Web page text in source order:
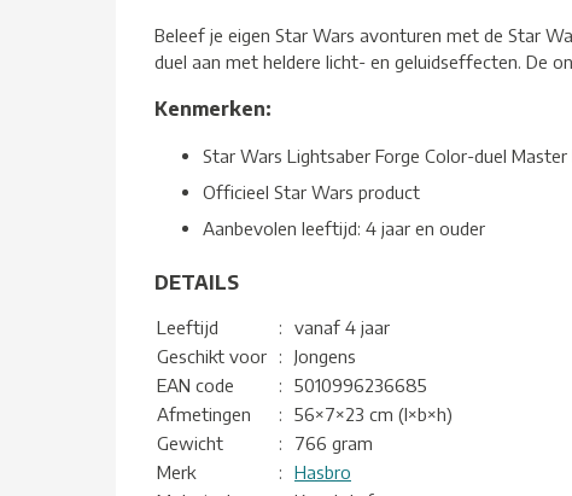
Beleef je eigen Star Wars avonturen met de Star
duel aan met heldere licht- en geluidseffecten. De
Kenmerken:
Star Wars Lightsaber Forge Color-duel
Officieel Star Wars product
Aanbevolen leeftijd: 4 jaar en ouder
DETAILS
Leeftijd :
vanaf 4 jaar
Geschikt voor
:
Jongens
EAN code
:
5010996236685
Afmetingen
:
56×7×23 cm (l×b×h)
Gewicht
:
766 gram
Merk
:
Hasbro